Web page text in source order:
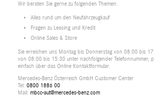
Wir beraten Sie gerne zu folgenden Themen:
Alles rund um den Neufahrzeugkauf
Fragen zu Leasing und Kredit
Online Sales & Store
Sie erreichen uns Montag bis Donnerstag von 08:00 bis
von 08:00 bis 15:30 unter nachfolgender Telefonnummer,
einfach über das Online Kontaktformular.
Mercedes-Benz Österreich GmbH Customer Center
Tel: 0800 1886 00
Mail: mbcc-aut@mercedes-benz.com